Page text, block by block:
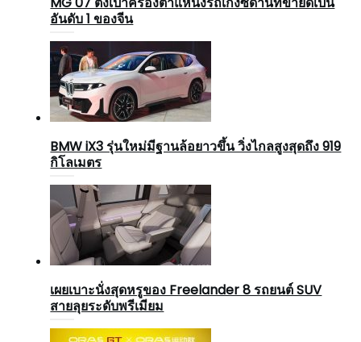
อันดับ 1 ของจีน
BMW iX3 รุ่นใหม่มีฐานล้อยาวขึ้น วิ่งไกลสูงสุดถึง 919
กิโลเมตร
เผยเบาะนั่งสุดหรูของ Freelander 8 รถยนต์ SUV
สายลุยระดับพรีเมียม